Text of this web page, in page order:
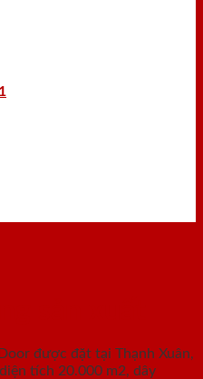
được đặt tại Thạnh Xuân,
tích 20.000 m2, dây